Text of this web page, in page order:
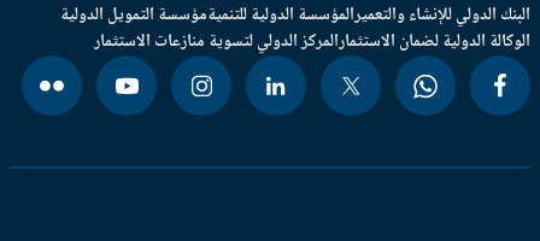
الدولي للإنشاء والتعميرالمؤسسة الدولية للتنميةمؤسسة التمويل الدولية
الدولية لضمان الاستثمارالمركز الدولي لتسوية منازعات الاستثمار